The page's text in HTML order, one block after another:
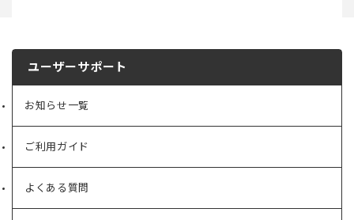
ユーザーサポート
お知らせ一覧
ご利用ガイド
よくある質問